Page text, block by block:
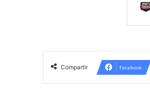
Compartir Facebook